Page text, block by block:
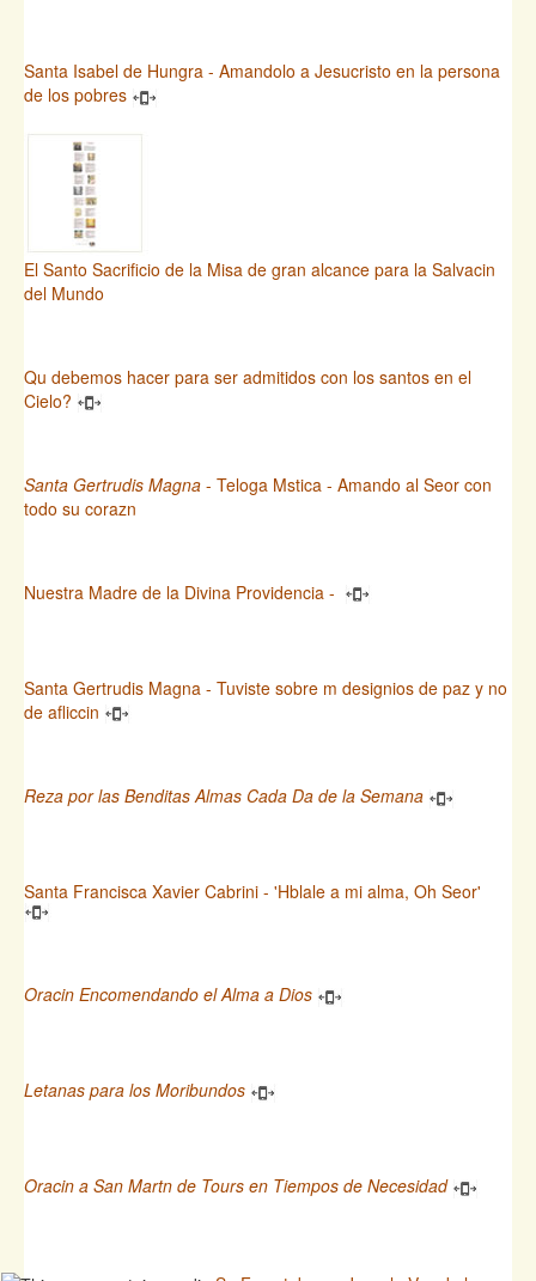
Santa Isabel de Hungra - Amandolo a Jesucristo en la persona
de los pobres
El Santo Sacrificio de la Misa de gran alcance para la Salvacin
del Mundo
Qu debemos hacer para ser admitidos con los santos en el
Cielo?
Santa Gertrudis Magna - Teloga Mstica - Amando al Seor con
todo su corazn
Nuestra Madre de la Divina Providencia -
Santa Gertrudis Magna - Tuviste sobre m designios de paz y no
de afliccin
Reza por las Benditas Almas Cada Da de la Semana
Santa Francisca Xavier Cabrini - 'Hblale a mi alma, Oh Seor'
Oracin Encomendando el Alma a Dios
Letanas para los Moribundos
Oracin a San Martn de Tours en Tiempos de Necesidad